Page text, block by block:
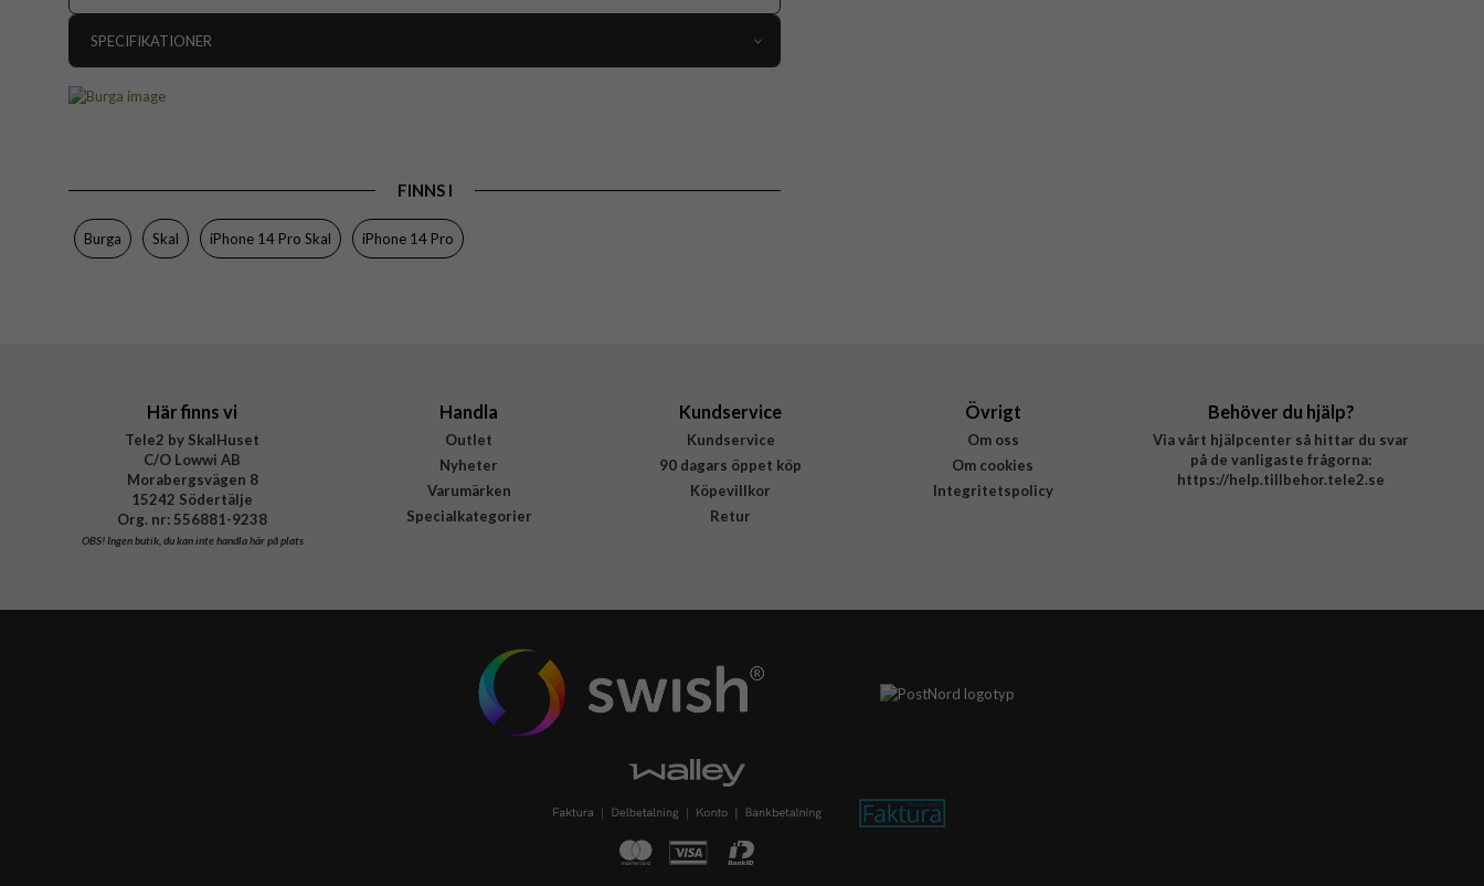
SPECIFIKATIONER
Färg
Flerfärgad
Material
Varumärke
FINNS I
Burga Skal iPhone 14 Pro Skal iPhone 14 Pro
Här finns vi
Tele2 by SkalHuset
C/O Lowwi AB
Morabergsvägen 8
15242 Södertälje
Org. nr: 556881-9238
OBS!Ingen butik, du kan inte handla här på plats
Handla
Outlet
Nyheter
Varumärken
Specialkategorier
Kundservice
Kundservice
90 dagars öppet köp
Köpevillkor
Retur
Övrigt
Om oss
Om cookies
Integritetspolicy
Behöver du hjälp?
Via vårt hjälpcenter så hittar du svar
på de vanligaste frågorna:
https://help.tillbehor.tele2.se